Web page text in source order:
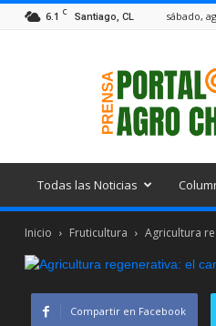
6.1 C Santiago, CL sábado,
Todas las Noticias
Inicio Fruticultura Agricultura
Compartir en Facebook